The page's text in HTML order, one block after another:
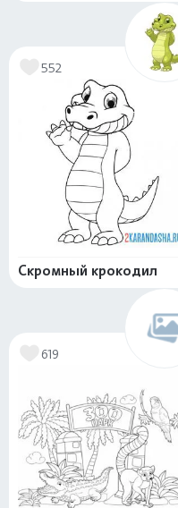
552
Скромный крокодил
619